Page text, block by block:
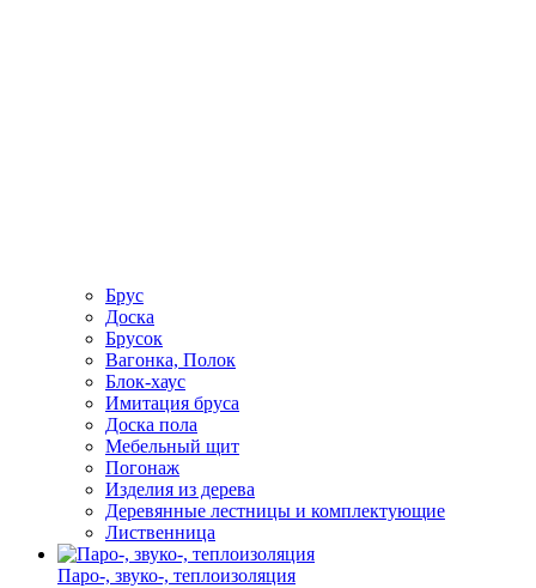
Брус
Доска
Брусок
Вагонка, Полок
Блок-хаус
Имитация бруса
Доска пола
Мебельный щит
Погонаж
Изделия из дерева
Деревянные лестницы и комплектующие
Лиственница
Паро-, звуко-, теплоизоляция